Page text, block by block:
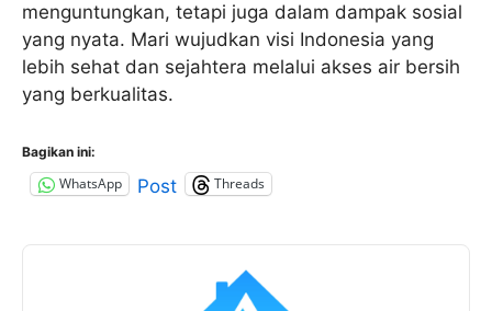
menguntungkan, tetapi juga dalam dampak sosial
yang nyata. Mari wujudkan visi Indonesia yang
lebih sehat dan sejahtera melalui akses air bersih
yang berkualitas.
Bagikan ini:
WhatsApp Post Threads